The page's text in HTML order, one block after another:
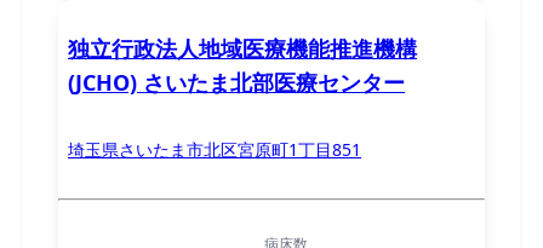
独立行政法人地域医療機能推進機構
(JCHO) さいたま北部医療センター
埼玉県さいたま市北区宮原町1丁目851
病床数